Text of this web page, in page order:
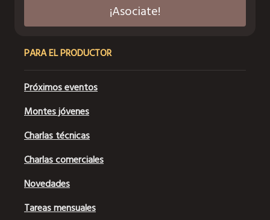
¡Asociate!
PARA EL PRODUCTOR
Próximos eventos
Montes jóvenes
Charlas técnicas
Charlas comerciales
Novedades
Tareas mensuales